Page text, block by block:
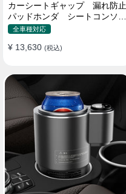
カーシートギャップ 漏れ防止
パッドホンダ シートコンソー
ル 隙間 クッション
全車種対応
¥ 13,630 (税込)